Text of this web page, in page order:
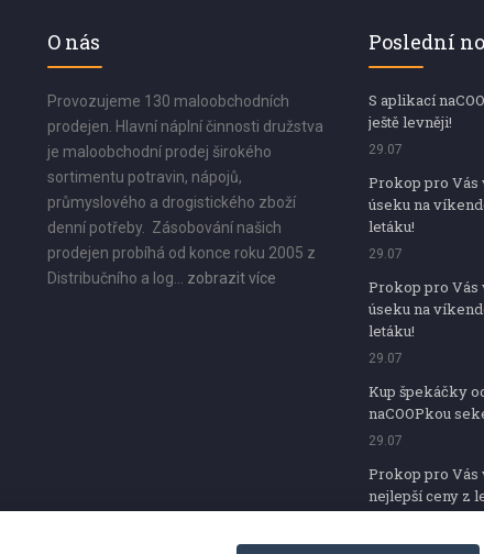
O nás
Provozujeme 130 maloobchodních
prodejen. Hlavní náplní činnosti družstva
je maloobchodní prodej širokého
sortimentu potravin, nápojů,
průmyslového a drogistického zboží
denní potřeby. Zásobování našich
prodejen probíhá od konce roku 2005 z
Distribučního a log... zobrazit více
Poslední
S aplikací
ještě levněji!
29.07
Prokop pro Vás
úseku na
letáku!
29.07
Prokop pro Vás
úseku na
letáku!
29.07
Kup špekáčky
naCOOPkou
29.07
Prokop pro
nejlepší ceny z